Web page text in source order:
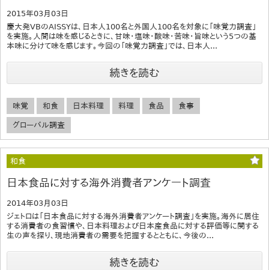
2015年03月03日
慶大発VBのAISSYは、日本人100名と外国人100名を対象に「味覚力調査」
を実施。人間は味を感じるときに、甘味・塩味・酸味・苦味・旨味という5つの基
本味に分けて味を感じます。今回の「味覚力調査」では、日本人...
続きを読む
味覚 和食 日本料理 料理 食品 食事
グローバル調査
和食
日本食品に対する海外消費者アンケート調査
2014年03月03日
ジェトロは「日本食品に対する海外消費者アンケート調査」を実施。海外に居住
する消費者の食習慣や、日本料理および日本産食品に対する評価等に関する
生の声を探り、現地消費者の需要を把握するとともに、今後の...
続きを読む